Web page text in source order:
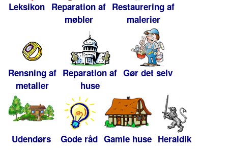
Leksikon Reparation af
møbler
Restaurering af
malerier
Rensning af
metaller
Reparation af
huse
Gør det selv
Udendørs Gode råd Gamle huse Heraldik